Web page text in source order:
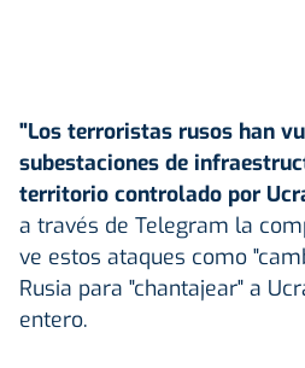
"Los terroristas rusos han
subestaciones de
territorio controlado por
a través de Telegram la
ve estos ataques como
Rusia para "chantajear" a
entero.